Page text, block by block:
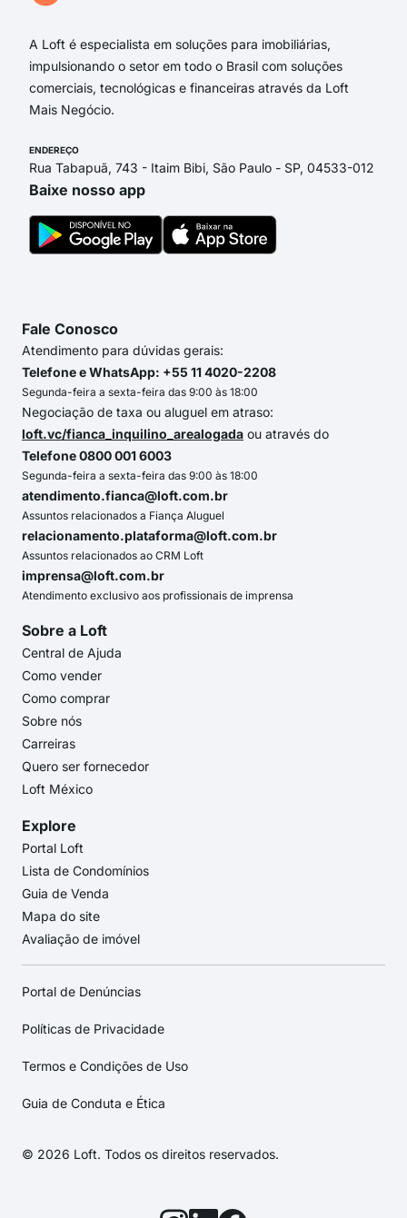
A Loft é especialista em soluções para imobiliárias,
impulsionando o setor em todo o Brasil com soluções
comerciais, tecnológicas e financeiras através da Loft
Mais Negócio.
ENDEREÇO
Rua Tabapuã, 743 - Itaim Bibi, São Paulo - SP, 04533-012
Baixe nosso app
Fale Conosco
Atendimento para dúvidas gerais:
Telefone e WhatsApp: +55 11 4020-2208
Segunda-feira a sexta-feira das 9:00 às 18:00
Negociação de taxa ou aluguel em atraso:
loft.vc/fianca_inquilino_arealogada ou através do
Telefone 0800 001 6003
Segunda-feira a sexta-feira das 9:00 às 18:00
atendimento.fianca@loft.com.br
Assuntos relacionados a Fiança Aluguel
relacionamento.plataforma@loft.com.br
Assuntos relacionados ao CRM Loft
imprensa@loft.com.br
Atendimento exclusivo aos profissionais de imprensa
Sobre a Loft
Central de Ajuda
Como vender
Como comprar
Sobre nós
Carreiras
Quero ser fornecedor
Loft México
Explore
Portal Loft
Lista de Condomínios
Guia de Venda
Mapa do site
Avaliação de imóvel
Portal de Denúncias
Políticas de Privacidade
Termos e Condições de Uso
Guia de Conduta e Ética
© 2026 Loft. Todos os direitos reservados.